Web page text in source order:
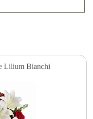
Lilium Bianchi